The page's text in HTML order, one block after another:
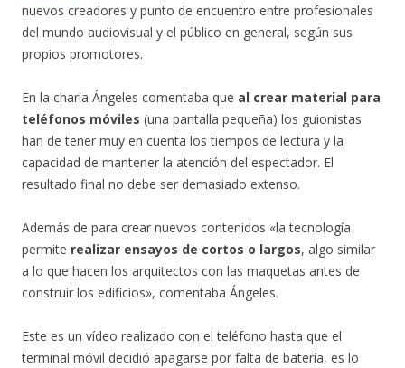
nuevos creadores y punto de encuentro entre profesionales
del mundo audiovisual y el público en general, según sus
propios promotores.
En la charla Ángeles comentaba que al crear material para
teléfonos móviles (una pantalla pequeña) los guionistas
han de tener muy en cuenta los tiempos de lectura y la
capacidad de mantener la atención del espectador. El
resultado final no debe ser demasiado extenso.
Además de para crear nuevos contenidos «la tecnología
permite realizar ensayos de cortos o largos, algo similar
a lo que hacen los arquitectos con las maquetas antes de
construir los edificios», comentaba Ángeles.
Este es un vídeo realizado con el teléfono hasta que el
terminal móvil decidió apagarse por falta de batería, es lo